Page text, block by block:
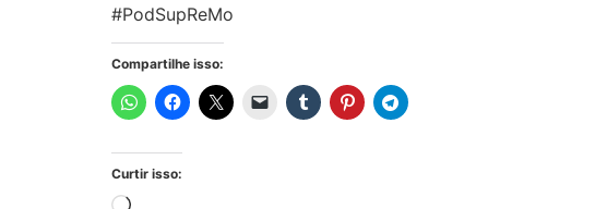
#PodSupReMo
Compartilhe isso:
Curtir isso: